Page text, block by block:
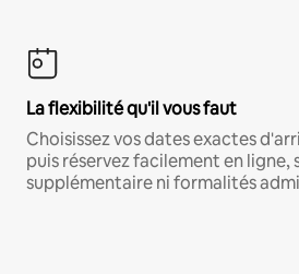
La flexibilité qu'il vous faut
Choisissez vos dates exactes
puis réservez facilement en ligne,
supplémentaire ni formalités